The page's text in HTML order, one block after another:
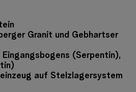
Granit und Gebhartser
Eingangsbogens (Serpentin),
auf Stelzlagersystem